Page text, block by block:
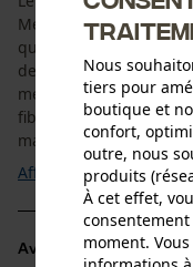
Merino convainc par
qui en font un
de plein air. Même en
mérinos reste inodore
fibres synthétiques,
manches longues
Afficher plus
Avantages du produit
Nous
tiers pour
boutique et
confort,
outre, nous
produits
À cet effet,
moment.